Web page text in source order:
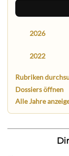
2026
2022
Rubriken
Dossiers öffnen
Alle Jahre